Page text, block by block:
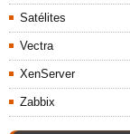
Satélites
Vectra
XenServer
Zabbix